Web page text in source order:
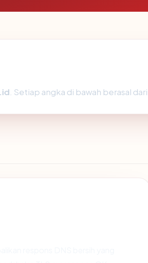
. Setiap angka di bawah berasal